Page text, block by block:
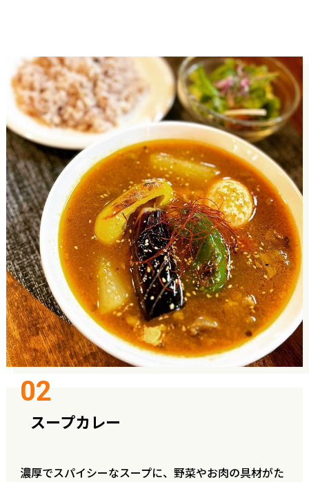
スープカレー
濃厚でスパイシーなスープに、野菜やお肉の具材がた